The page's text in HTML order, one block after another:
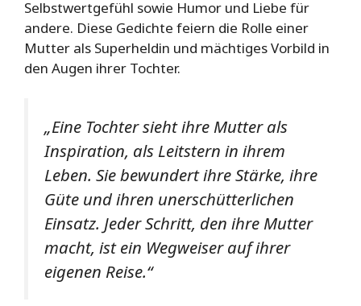
Selbstwertgefühl sowie Humor und Liebe für
andere. Diese Gedichte feiern die Rolle einer
Mutter als Superheldin und mächtiges Vorbild in
den Augen ihrer Tochter.
„Eine Tochter sieht ihre Mutter als
Inspiration, als Leitstern in ihrem
Leben. Sie bewundert ihre Stärke, ihre
Güte und ihren unerschütterlichen
Einsatz. Jeder Schritt, den ihre Mutter
macht, ist ein Wegweiser auf ihrer
eigenen Reise.“